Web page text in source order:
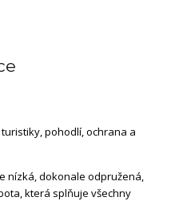
pohodlí, ochrana a
nízká, dokonale odpružená,
která splňuje všechny